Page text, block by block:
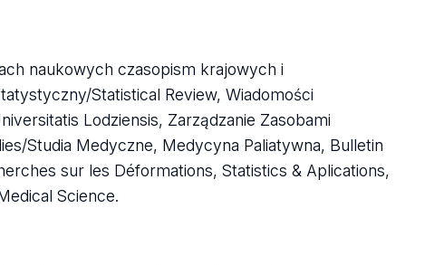
naukowych czasopism krajowych i
Statistical Review, Wiadomości
Lodziensis, Zarządzanie Zasobami
Studia Medyczne, Medycyna Paliatywna, Bulletin
sur les Déformations, Statistics & Aplications,
Science.